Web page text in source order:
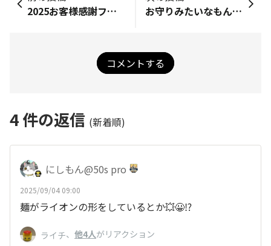
2025お客様感謝フェア
お守りみたいなもんやな
コメントする
4件の返信 (新着順)
にしもん@50s pro
2025/09/04 09:00
麺がライオンの形をしているとか💥😀⁉️
ライチ、 他4人がリアクション